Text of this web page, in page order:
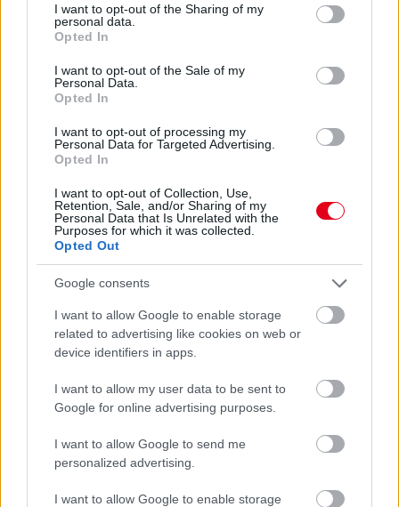
not limited to your visit or usage behaviour. You may click to
grant or deny consent to Google and its third-party tags to
use your data for below specified purposes in below Google
consent section.
I want to opt-out of the Sharing of my
personal data.
Opted In
I want to opt-out of the Sale of my
Personal Data.
Opted In
I want to opt-out of processing my
Personal Data for Targeted Advertising.
Opted In
I want to opt-out of Collection, Use,
Retention, Sale, and/or Sharing of my
Personal Data that Is Unrelated with the
Purposes for which it was collected.
Opted Out
Google consents
I want to allow Google to enable storage
related to advertising like cookies on web or
device identifiers in apps.
I want to allow my user data to be sent to
Google for online advertising purposes.
I want to allow Google to send me
personalized advertising.
I want to allow Google to enable storage
1 napja